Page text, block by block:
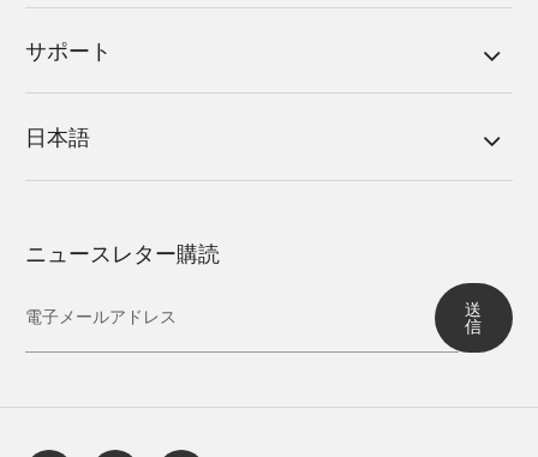
サポート
日本語
ニュースレター購読
送
信